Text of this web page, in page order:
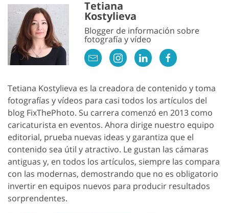
Tetiana
Kostylieva
Blogger de información sobre
fotografía y vídeo
Tetiana Kostylieva es la creadora de contenido y toma
fotografías y vídeos para casi todos los artículos del
blog FixThePhoto. Su carrera comenzó en 2013 como
caricaturista en eventos. Ahora dirige nuestro equipo
editorial, prueba nuevas ideas y garantiza que el
contenido sea útil y atractivo. Le gustan las cámaras
antiguas y, en todos los artículos, siempre las compara
con las modernas, demostrando que no es obligatorio
invertir en equipos nuevos para producir resultados
sorprendentes.